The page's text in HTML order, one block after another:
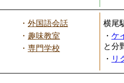
・ 外国語会話
・ 趣味教室
・ 専門学校
横尾
・ ケ
と分
・ リ